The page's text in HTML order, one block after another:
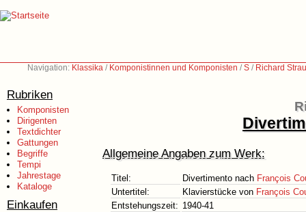
Navigation: Klassika / Komponistinnen und Komponisten /S / Richard
Rubriken
Komponisten
Dirigenten
Textdichter
Gattungen
Begriffe
Tempi
Jahrestage
Kataloge
Einkaufen
Allgemeine Angaben zum Werk:
Titel: Divertimento nach François
Untertitel:
Klavierstücke von François
Entstehungszeit: 1940-41